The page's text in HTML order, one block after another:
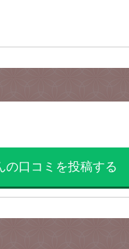
の口コミを投稿する